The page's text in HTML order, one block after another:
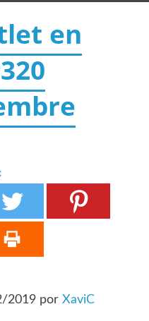
en
2019 porXaviC